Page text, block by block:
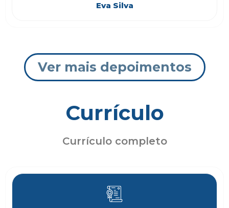
Eva Silva
Ver mais depoimentos
Currículo
Currículo completo